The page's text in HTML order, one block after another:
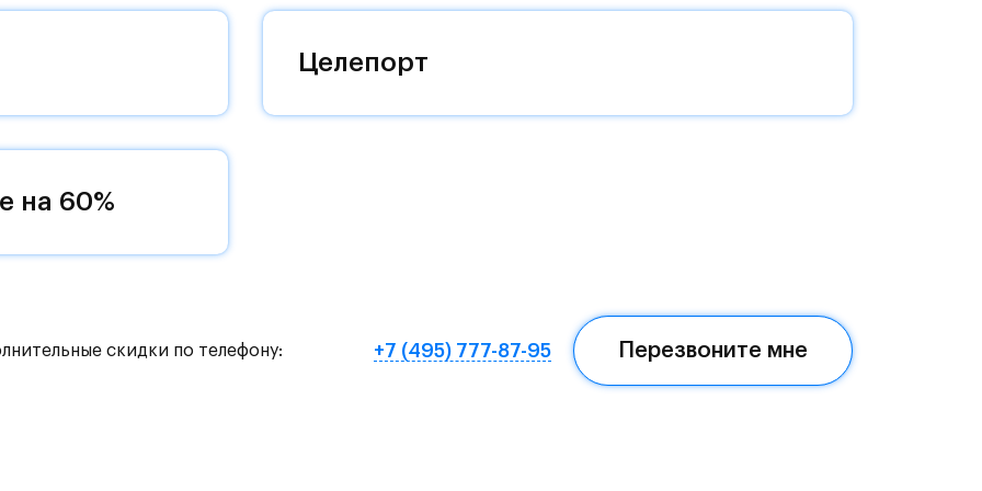
«своей» территорией, куда хочется
на Красногорское и Рублево-Успенское шоссе.
метро МЦД «Одинцово».
на «Северный обход Одинцово».
Целепорт
на 60%
скидки по телефону: +7 (495) 777-87-95 Перезвоните мне